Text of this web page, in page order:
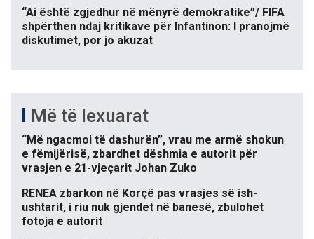
“Ai është zgjedhur në mënyrë demokratike”/ FIFA
shpërthen ndaj kritikave për Infantinon: I pranojmë
diskutimet, por jo akuzat
Më të lexuarat
“Më ngacmoi të dashurën”, vrau me armë shokun
e fëmijërisë, zbardhet dëshmia e autorit për
vrasjen e 21-vjeçarit Johan Zuko
RENEA zbarkon në Korçë pas vrasjes së ish-
ushtarit, i riu nuk gjendet në banesë, zbulohet
fotoja e autorit